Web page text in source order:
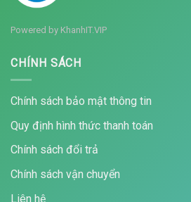
Powered by KhanhIT.VIP
CHÍNH SÁCH
Chính sách bảo mật thông tin
Quy định hình thức thanh toán
Chính sách đổi trả
Chính sách vận chuyển
Liên hệ